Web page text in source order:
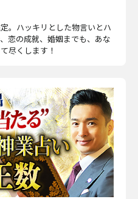
。ハッキリとした物言いとハ
恋の成就、婚姻までも、あな
尽くします！